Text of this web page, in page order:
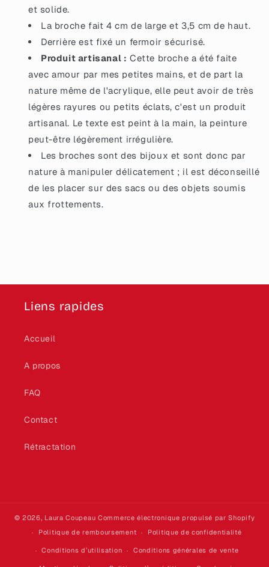
et solide.
La broche fait 4 cm de large et 3,5 cm de haut.
Derrière est fixé un fermoir sécurisé.
Produit artisanal : Cette broche a été faite
avec amour par mes petites mains, et de part la
nature même de l'acrylique, elle peut avoir de très
légères rayures ou petits éclats, c'est un produit
artisanal. Le texte est peint à la main, la peinture
peut-être légèrement irrégulière.
Les broches sont des bijoux et sont donc par
nature à manipuler délicatement ; il est déconseillé
de les placer sur des sacs ou des objets soumis
aux frottements.
Liens rapides
Accueil
A propos
FAQ
Contact
Rétractation
© 2026, Laura Coupeau Commerce électronique propulsé par Shopify
Politique de remboursement
Politique de confidentialité
Conditions d’utilisation Conditions générales de vente